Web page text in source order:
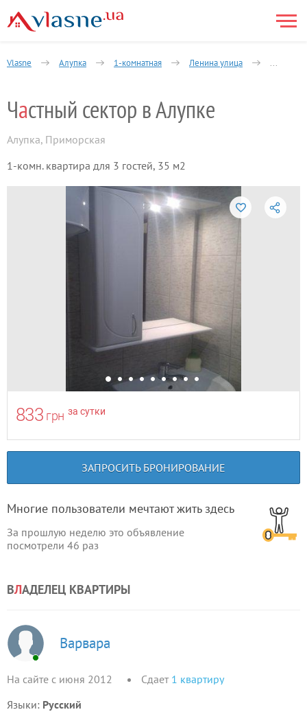
Vlasne Алупка 1-комнатная Ленина улица Частный
Частный сектор в Алупке
Алупка, Приморская
1-комн. квартира для 3 гостей, 35 м2
833 грн за сутки
ЗАПРОСИТЬ БРОНИРОВАНИЕ
Многие пользователи мечтают жить здесь
За прошлую неделю это объявление
посмотрели 46 раз
ВЛАДЕЛЕЦ КВАРТИРЫ
Варвара
На сайте с июня 2012 Сдает 1 квартиру
Языки: Русский